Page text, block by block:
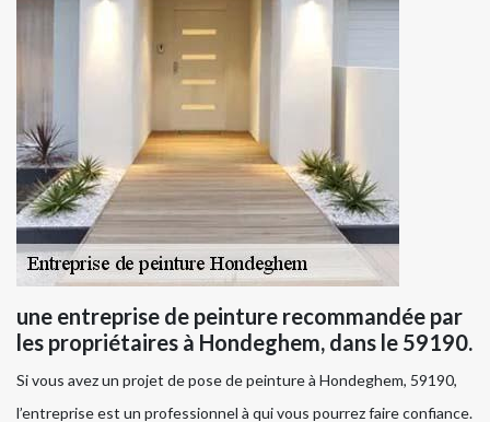
une entreprise de peinture recommandée par
les propriétaires à Hondeghem, dans le 59190.
Si vous avez un projet de pose de peinture à Hondeghem, 59190,
l’entreprise est un professionnel à qui vous pourrez faire confiance.